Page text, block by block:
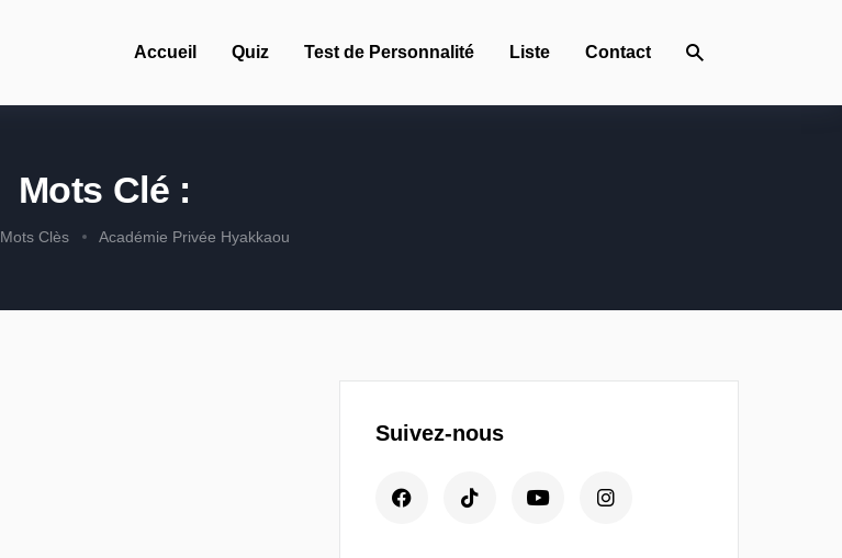
Accueil Quiz Test de Personnalité Liste Contact
Mots Clé :
Mots Clès Académie Privée Hyakkaou
Suivez-nous